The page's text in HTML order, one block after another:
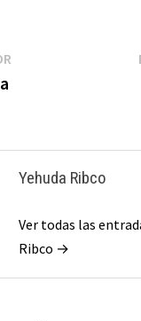
Entrada
Yehuda Ribco
Ver todas las
Ribco →